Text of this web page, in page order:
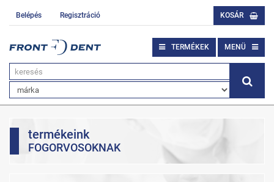
Belépés Regisztráció KOSÁR
TERMÉKEK MENÜ
termékeink
FOGORVOSOKNAK